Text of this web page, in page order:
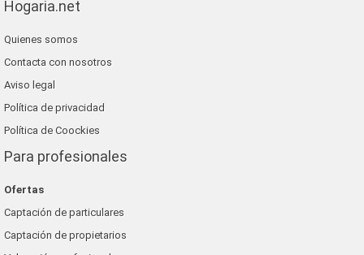
Hogaria.net
Quienes somos
Contacta con nosotros
Aviso legal
Política de privacidad
Política de Coockies
Para profesionales
Ofertas
Captación de particulares
Captación de propietarios